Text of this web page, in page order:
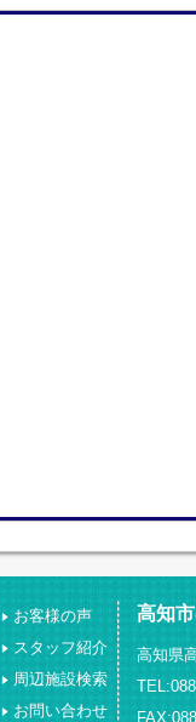
お客様の声
スタッフ紹介
周辺施設検索
お問い合わせ
高知
高知県